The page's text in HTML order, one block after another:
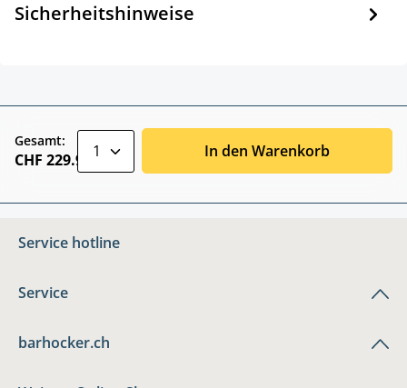
Sicherheitshinweise
Gesamt:
CHF 229.90 In den Warenkorb
Service hotline
Service
barhocker.ch